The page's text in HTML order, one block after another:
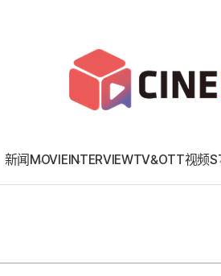
新闻MOVIEINTERVIEWTV&OTT视频